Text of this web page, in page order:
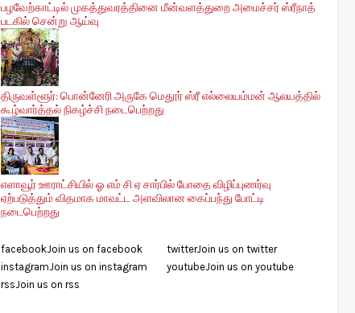
பழவேற்காட்டில் முகத்துவரத்தினை மீன்வளத்துறை அமைச்சர் ஸ்ரீநாத்
படகில் சென்று ஆய்வு
திருவள்ளூர்: பொன்னேரி அருகே மெதூர் ஸ்ரீ எல்லையம்மன் ஆலயத்தில்
கூழ்வார்த்தல் நிகழ்ச்சி நடைபெற்றது
எளாவூர் ஊராட்சியில் ஓ எம் சி ஏ சார்பில் போதை விழிப்புணர்வு
ஏற்படுத்தும் விதமாக மாவட்ட அளவிலான கைப்பந்து போட்டி
நடைபெற்றது
facebookJoin us on facebook twitterJoin us on twitter
instagramJoin us on instagram youtubeJoin us on youtube
rssJoin us on rss